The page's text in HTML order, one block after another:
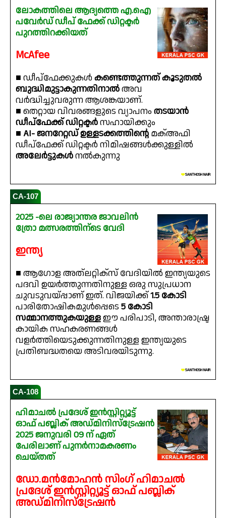
ലോകത്തിലെ ആദ്യത്തെ എ.ഐ
പവേർഡ് ഡീപ് ഫേക്ക് ഡിറ്റക്ടർ
പുറത്തിറക്കിയത്
McAfee
■ ഡീപ്ഫേക്കുകൾകണ്ടെത്തുന്നത് കൂടുതൽ
ബുദ്ധിമുട്ടാകുന്നതിനാൽഅവ
വർദ്ധിച്ചുവരുന്ന ആശങ്കയാണ്.
■ തെറ്റായ വിവരങ്ങളുടെ വ്യാപനം തടയാൻ
ഡീപ്ഫേക്ക് ഡിറ്റക്ടർസഹായിക്കും
■ AI- ജനറേറ്റഡ് ഉള്ളടക്കത്തിന്റെ മക്അഫി
ഡീപ്ഫേക്ക് ഡിറ്റക്ടർ നിമിഷങ്ങൾക്കുള്ളിൽ
അലേർട്ടുകൾനൽകുന്നു
❤️SANTHOSH NAIR
CA-107
2025 -ലെ രാജ്യാന്തര ജാവലിൻ
ത്രോ മത്സരത്തിന്ടെ വേദി
ഇന്ത്യ
■ ആഗോള അത്‌ലറ്റിക്സ് വേദിയിൽ ഇന്ത്യയുടെ
പദവി ഉയർത്തുന്നതിനുള്ള ഒരു സുപ്രധാന
ചുവടുവയ്പ്പാണ് ഇത്. വിജയിക്ക്₹1.5 കോടി
പാരിതോഷികമുൾപ്പെടെ ₹5 കോടി
സമ്മാനത്തുകയുള്ളഈ പരിപാടി, അന്താരാഷ്ട്ര
കായിക സഹകരണങ്ങൾ
വളർത്തിയെടുക്കുന്നതിനുള്ള ഇന്ത്യയുടെ
പ്രതിബദ്ധതയെ അടിവരയിടുന്നു.
❤️SANTHOSH NAIR
CA-108
ഹിമാചൽ പ്രദേശ് ഇൻസ്റ്റിറ്റ്യൂട്ട്
ഓഫ് പബ്ലിക് അഡ്മിനിസ്ട്രേഷൻ
2025 ജനുവരി 09 ന് ഏത്
പേരിലാണ് പുനർനാമകരണം
ചെയ്തത്
ഡോ.മൻമോഹൻ സിംഗ് ഹിമാചൽ
പ്രദേശ് ഇൻസ്റ്റിറ്റ്യൂട്ട് ഓഫ് പബ്ലിക്
അഡ്മിനിസ്ട്രേഷൻ